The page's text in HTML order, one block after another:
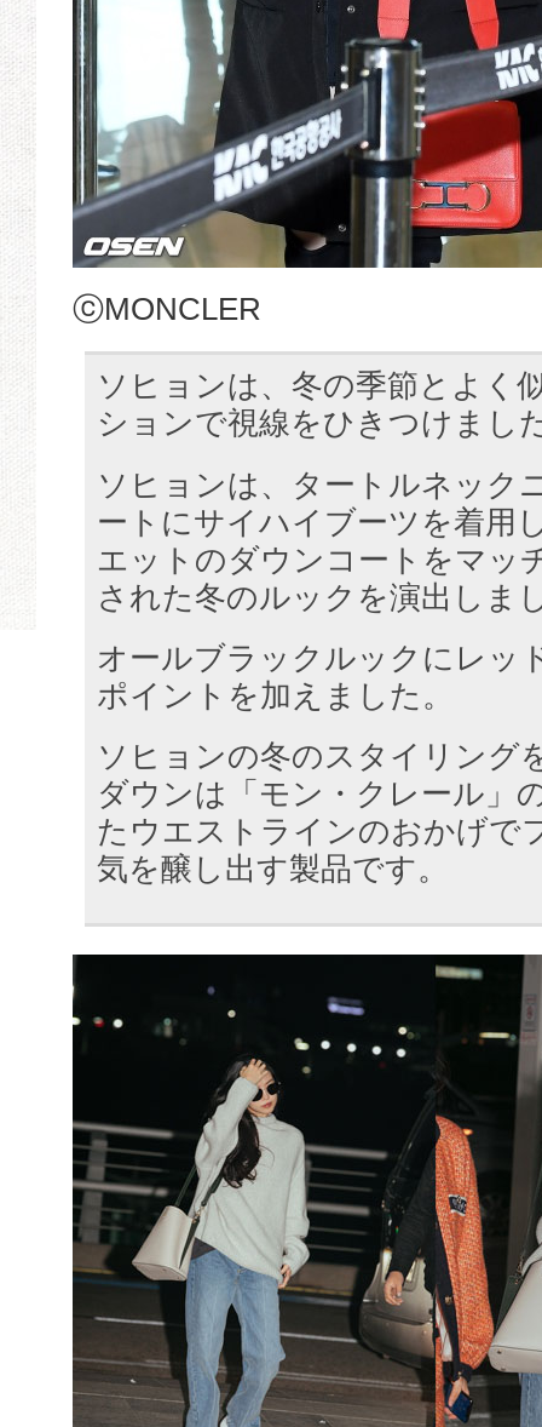
ⓒMONCLER
ソヒョンは、冬の季節とよく
ションで視線をひきつけまし
ソヒョンは、タートルネック
ートにサイハイブーツを着用
エットのダウンコートをマッ
された冬のルックを演出しま
オールブラックルックにレッ
ポイントを加えました。
ソヒョンの冬のスタイリング
ダウンは「モン・クレール」
たウエストラインのおかげで
気を醸し出す製品です。